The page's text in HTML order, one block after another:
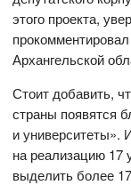
этого проекта,
Архангельской
Стоит добавить,
страны появятся
и университеты».
на реализацию 17
выделить более